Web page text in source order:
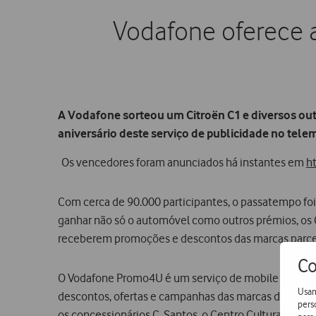
Vodafone oferece
A Vodafone sorteou um Citroën C1 e diversos
aniversário deste serviço de publicidade no
Os vencedores foram anunciados há instantes em
Com cerca de 90.000 participantes, o passatempo
ganhar não só o automóvel como outros prémios,
receberem promoções e descontos das marcas
O Vodafone Promo4U é um serviço de mobile
descontos, ofertas e campanhas das marcas da sua